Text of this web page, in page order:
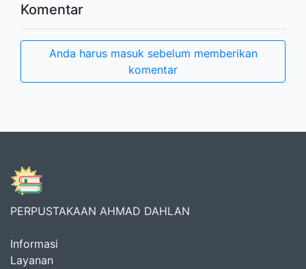
Komentar
Anda harus masuk sebelum memberikan
komentar
PERPUSTAKAAN AHMAD DAHLAN
Informasi
Layanan